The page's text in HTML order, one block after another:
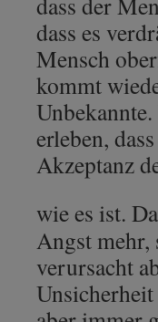
dass es
Mensch
kommt
erleben,
Akzeptanz
wie es ist.
Angst mehr,
verursacht